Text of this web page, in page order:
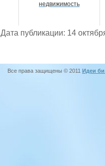
недвижимость
Дата публикации: 14
Все права защищены © 2011 Идеи